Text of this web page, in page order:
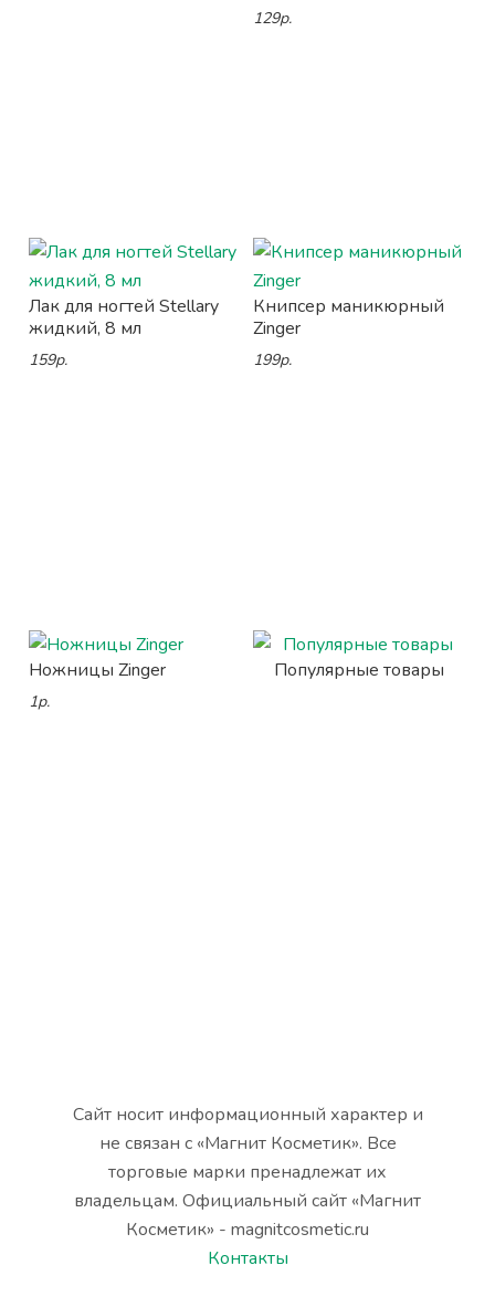
129р.
Лак для ногтей Stellary
жидкий, 8 мл
159р.
Книпсер маникюрный
Zinger
199р.
Ножницы Zinger
1р.
Популярные товары
Сайт носит информационный характер и
не связан с «Магнит Косметик». Все
торговые марки пренадлежат их
владельцам. Официальный сайт «Магнит
Косметик» - magnitcosmetic.ru
Контакты